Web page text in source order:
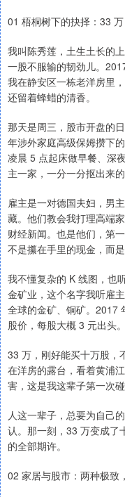
01 梧桐树下的抉择：33
我叫陈秀莲，土生土长的
一股不服输的韧劲儿。
我在静安区一栋老洋房里
还留着蜂蜡的清香。
那天是周三，股市开盘的
年涉外家庭高级保姆攒下
凌晨 5 点起床做早餐、深
主一家，一分一分抠出来的
雇主是一对德国夫妇，男
藏。他们教会我打理高端
财经新闻。也是他们，第
不是攥在手里的现金，而
我不懂复杂的 K 线图，也
金矿业，这个名字我听雇
全球的金矿、铜矿。2017
股价，每股大概 3 元出头。
33 万，刚好能买十万股，
在洋房的露台，看着黄浦
害，这是我这辈子第一次
人这一辈子，总要为自己
认。那一刻，33 万变成了
的全部期许。
02 家居与股市：两种极致